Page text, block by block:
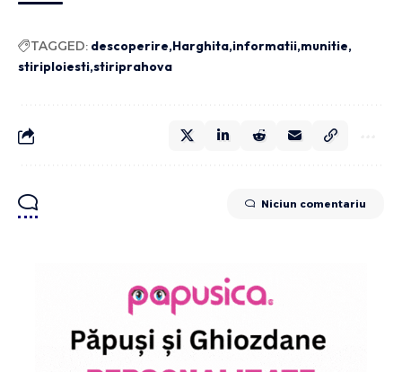
TAGGED: descoperire Harghita informatii munitie
stiriploiesti stiriprahova
Niciun comentariu